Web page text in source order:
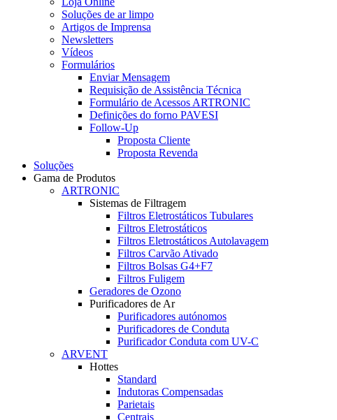
Soluções de ar limpo
Artigos de Imprensa
Newsletters
Vídeos
Formulários
Enviar Mensagem
Requisição de Assistência Técnica
Formulário de Acessos ARTRONIC
Definições do forno PAVESI
Follow-Up
Proposta Cliente
Proposta Revenda
Soluções
Gama de Produtos
ARTRONIC
Sistemas de Filtragem
Filtros Eletrostáticos Tubulares
Filtros Eletrostáticos
Filtros Eletrostáticos Autolavagem
Filtros Carvão Ativado
Filtros Bolsas G4+F7
Filtros Fuligem
Geradores de Ozono
Purificadores de Ar
Purificadores autónomos
Purificadores de Conduta
Purificador Conduta com UV-C
ARVENT
Hottes
Standard
Indutoras Compensadas
Parietais
Centrais